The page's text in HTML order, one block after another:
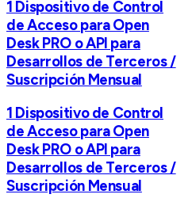
1 Dispositivo de Control
de Acceso para Open
Desk PRO o API para
Desarrollos de Terceros /
Suscripción Mensual
1 Dispositivo de Control
de Acceso para Open
Desk PRO o API para
Desarrollos de Terceros /
Suscripción Mensual